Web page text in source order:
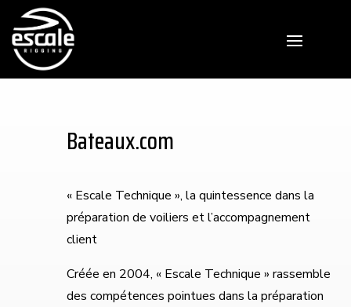
Bateaux.com
« Escale Technique », la quintessence dans la
préparation de voiliers et l’accompagnement
client
Créée en 2004, « Escale Technique » rassemble
des compétences pointues dans la préparation